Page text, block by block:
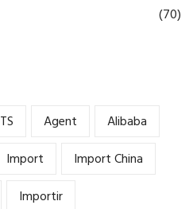
(70)
Agent
Alibaba
Import
Import China
Importir